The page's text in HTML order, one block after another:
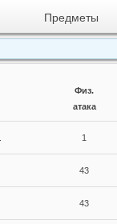
Предметы
Физ.
атака
1
43
43